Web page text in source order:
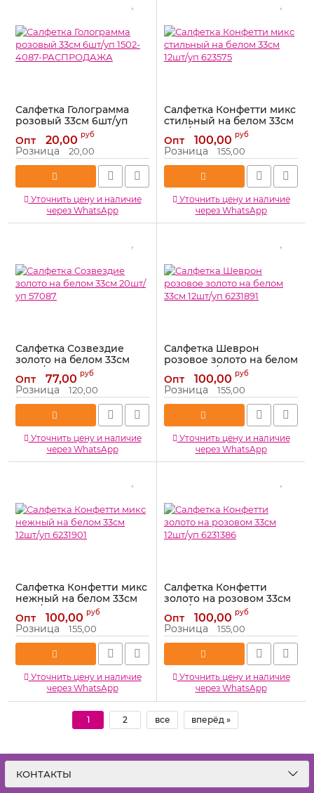
Салфетка Голограмма
розовый 33см 6шт/уп
1502-4087-РАСПРОДАЖА
Артикул: 1502-4087-
РАСПРОДАЖА
Опт 20,00 руб
Розница 20,00
Уточнить цену и наличие
через WhatsApp
Салфетка Конфетти микс
стильный на белом 33см
12шт/уп 623575
Артикул: 623575
Опт 100,00 руб
Розница 155,00
Уточнить цену и наличие
через WhatsApp
Салфетка Созвездие
золото на белом 33см
20шт/уп 57087
Артикул: 57087
Опт 77,00 руб
Розница 120,00
Уточнить цену и наличие
через WhatsApp
Салфетка Шеврон
розовое золото на белом
33см 12шт/уп 6231891
Артикул: 6231891
Опт 100,00 руб
Розница 155,00
Уточнить цену и наличие
через WhatsApp
Салфетка Конфетти микс
нежный на белом 33см
12шт/уп 6231901
Артикул: 6231901
Опт 100,00 руб
Розница 155,00
Уточнить цену и наличие
через WhatsApp
Салфетка Конфетти
золото на розовом 33см
12шт/уп 6231386
Артикул: 6231386
Опт 100,00 руб
Розница 155,00
Уточнить цену и наличие
через WhatsApp
1 2 все вперёд »
КОНТАКТЫ